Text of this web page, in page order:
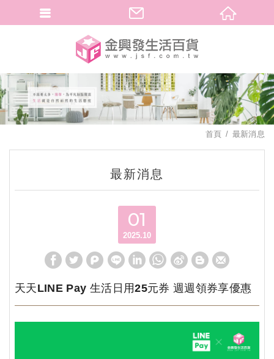
首頁 最新消息
最新消息
01
2025.10
天天LINE Pay 生活日用25元券 週週領券享優惠